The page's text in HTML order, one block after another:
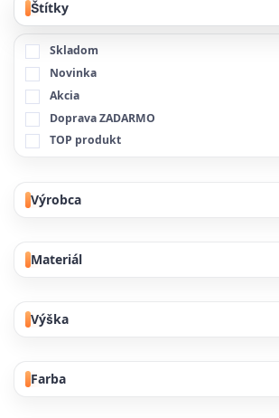
Štítky
Skladom
Novinka
Akcia
Doprava ZADARMO
TOP produkt
Výrobca
Materiál
Výška
Farba